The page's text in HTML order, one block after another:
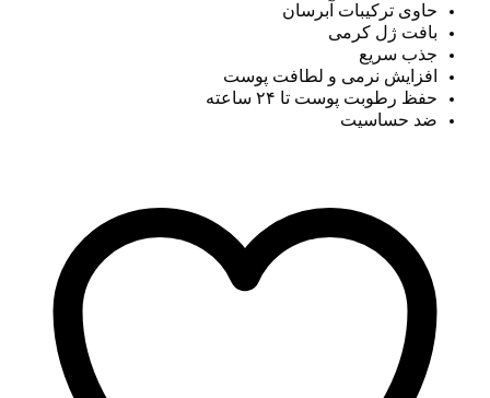
حاوی ترکیبات آبرسان
بافت ژل کرمی
جذب سریع
افزایش نرمی و لطافت پوست
حفظ رطوبت پوست تا ۲۴ ساعته
ضد حساسیت